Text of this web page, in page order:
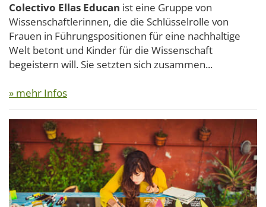
Colectivo Ellas Educan ist eine Gruppe von
Wissenschaftlerinnen, die die Schlüsselrolle von
Frauen in Führungspositionen für eine nachhaltige
Welt betont und Kinder für die Wissenschaft
begeistern will. Sie setzten sich zusammen...
» mehr Infos